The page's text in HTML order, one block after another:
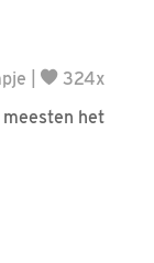
324x
het